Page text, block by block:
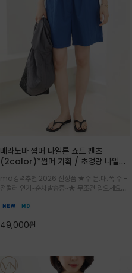
베라노바 썸머 나일론 쇼트 팬츠
(2color)*썸머 기획 / 초경량 나일론
가벼운 아이템 / 여행 / 일상 / 운동 모
두 가능한 아이템
md강력추천 2026 신상품 ★주.문.대.폭.주 -
전컬러 인기~순차발송중~★ 무조건 입으세요~~
입니다^^가볍고 드라이한 터치감의 나일론 소
룩, 모임룩, 데일리룩까지 다양하게
49,000원